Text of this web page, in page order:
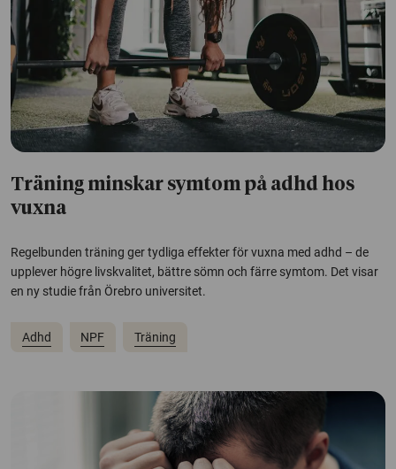
Träning minskar symtom på adhd hos
vuxna
Regelbunden träning ger tydliga effekter för vuxna med adhd – de
upplever högre livskvalitet, bättre sömn och färre symtom. Det visar
en ny studie från Örebro universitet.
Adhd NPF Träning